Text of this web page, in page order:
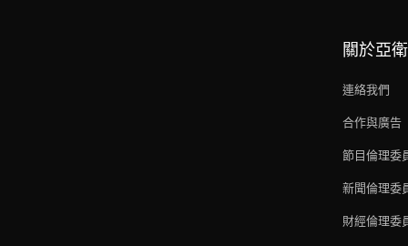
關於亞衛
連絡我們
合作與廣告
節目倫理委
新聞倫理委
財經倫理委